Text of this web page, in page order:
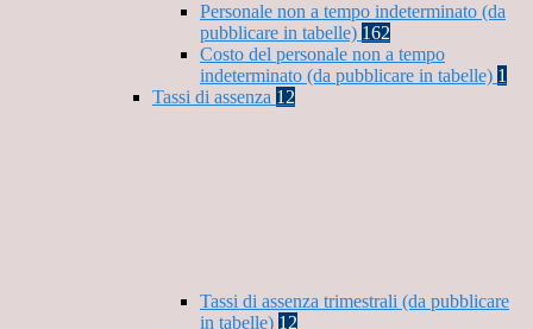
Personale non a tempo indeterminato (da
pubblicare in tabelle) 162
Costo del personale non a tempo
indeterminato (da pubblicare in tabelle) 1
Tassi di assenza 12
Tassi di assenza trimestrali (da pubblicare
in tabelle) 12